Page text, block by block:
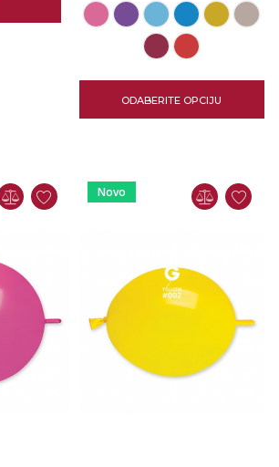
ODABERITE OPCIJU
Novo